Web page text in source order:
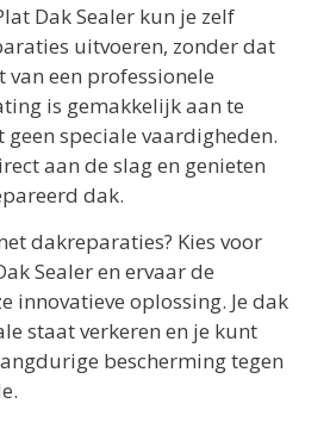
Dak Sealer kun je zelf
uitvoeren, zonder dat
een professionele
is gemakkelijk aan te
geen speciale vaardigheden.
aan de slag en genieten
dak.
dakreparaties? Kies voor
Sealer en ervaar de
innovatieve oplossing. Je dak
staat verkeren en je kunt
bescherming tegen